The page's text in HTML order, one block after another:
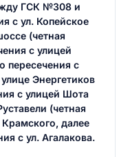
ГСК №308 и
с ул. Копейское
(четная
с улицей
пересечения с
Энергетиков
с улицей Шота
(четная
далее
с ул. Агалакова.